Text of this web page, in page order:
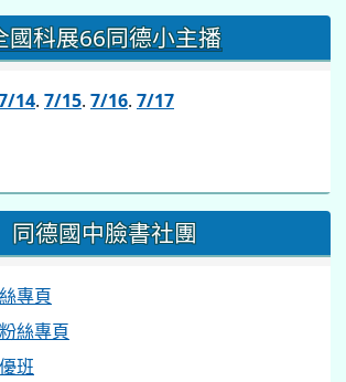
國科展66同德小主播
14. 7/15. 7/16. 7/17
share/v/1BsLSkstia/
同德國中臉書社團
專頁
絲專頁
班